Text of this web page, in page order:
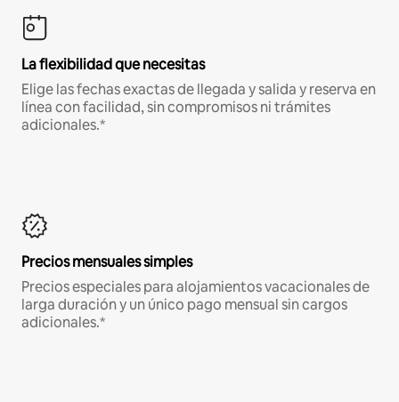
La flexibilidad que necesitas
Elige las fechas exactas de llegada y salida y reserva en
línea con facilidad, sin compromisos ni trámites
adicionales.*
Precios mensuales simples
Precios especiales para alojamientos vacacionales de
larga duración y un único pago mensual sin cargos
adicionales.*